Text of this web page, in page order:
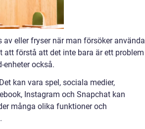
eller fryser när man försöker använda
att förstå att det inte bara är ett problem
enheter också.
kan vara spel, sociala medier,
Instagram och Snapchat kan
många olika funktioner och